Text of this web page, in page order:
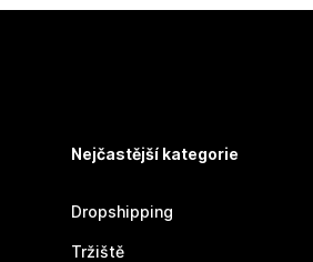
Nejčastější kategorie
Dropshipping
Tržiště